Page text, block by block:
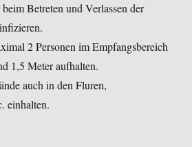
Betreten und Verlassen der
2 Personen im Empfangsbereich
1,5 Meter aufhalten.
auch in den Fluren,
einhalten.